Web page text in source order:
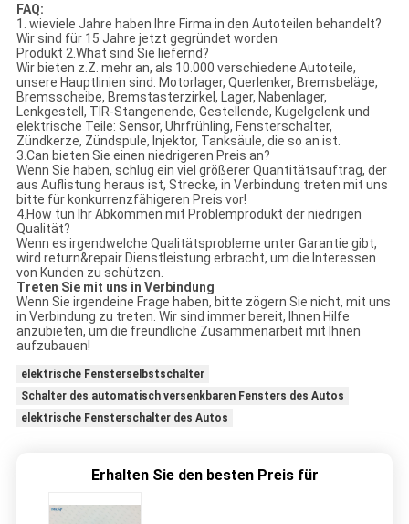
FAQ:
1. wieviele Jahre haben Ihre Firma in den Autoteilen behandelt?
Wir sind für 15 Jahre jetzt gegründet worden
Produkt 2.What sind Sie liefernd?
Wir bieten z.Z. mehr an, als 10.000 verschiedene Autoteile,
unsere Hauptlinien sind: Motorlager, Querlenker, Bremsbeläge,
Bremsscheibe, Bremstasterzirkel, Lager, Nabenlager,
Lenkgestell, TIR-Stangenende, Gestellende, Kugelgelenk und
elektrische Teile: Sensor, Uhrfrühling, Fensterschalter,
Zündkerze, Zündspule, Injektor, Tanksäule, die so an ist.
3.Can bieten Sie einen niedrigeren Preis an?
Wenn Sie haben, schlug ein viel größerer Quantitätsauftrag, der
aus Auflistung heraus ist, Strecke, in Verbindung treten mit uns
bitte für konkurrenzfähigeren Preis vor!
4.How tun Ihr Abkommen mit Problemprodukt der niedrigen
Qualität?
Wenn es irgendwelche Qualitätsprobleme unter Garantie gibt,
wird return&repair Dienstleistung erbracht, um die Interessen
von Kunden zu schützen.
Treten Sie mit uns in Verbindung
Wenn Sie irgendeine Frage haben, bitte zögern Sie nicht, mit uns
in Verbindung zu treten. Wir sind immer bereit, Ihnen Hilfe
anzubieten, um die freundliche Zusammenarbeit mit Ihnen
aufzubauen!
elektrische Fensterselbstschalter
Schalter des automatisch versenkbaren Fensters des Autos
elektrische Fensterschalter des Autos
Erhalten Sie den besten Preis für